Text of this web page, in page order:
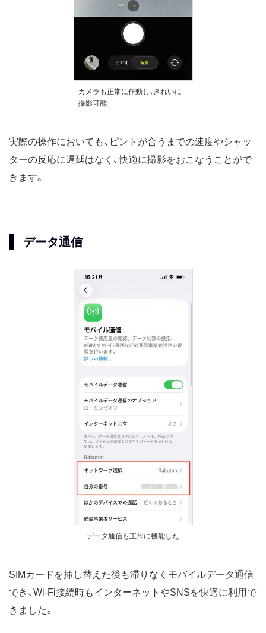
カメラも正常に作動し、きれいに
撮影可能
実際の操作においても、ピントが合うまでの速度やシャッ
ターの反応に遅延はなく、快適に撮影をおこなうことがで
きます。
データ通信
データ通信も正常に機能した
SIMカードを挿し替えた後も滞りなくモバイルデータ通信
でき、Wi-Fi接続時もインターネットやSNSを快適に利用で
きました。